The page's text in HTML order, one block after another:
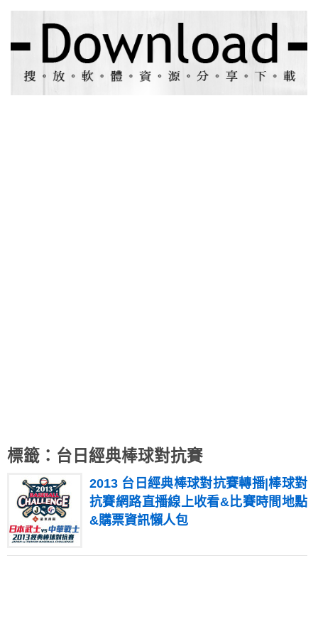
標籤：台日經典棒球對抗賽
2013 台日經典棒球對抗賽轉播|棒球對
抗賽網路直播線上收看&比賽時間地點
&購票資訊懶人包